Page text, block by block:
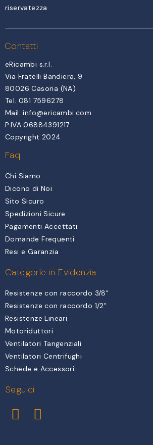
riservatezza
Contatti
eRicambi s.r.l.
Via Fratelli Bandiera, 9
80026 Casoria (NA)
Tel. 081 7596278
Mail.info@ericambi.com
P.IVA 06884391217
Copyright 2024
Faq
Chi Siamo
Dicono di Noi
Sito Sicuro
Spedizioni Sicure
Pagamenti Accettati
Domande Frequenti
Resi e Garanzia
Categorie in Evidenzia
Resistenze con raccordo 3/8"
Resistenze con raccordo 1/2"
Resistenze Lineari
Motoriduttori
Ventilatori Tangenziali
Ventilatori Centrifughi
Schede e Accessori
Seguici